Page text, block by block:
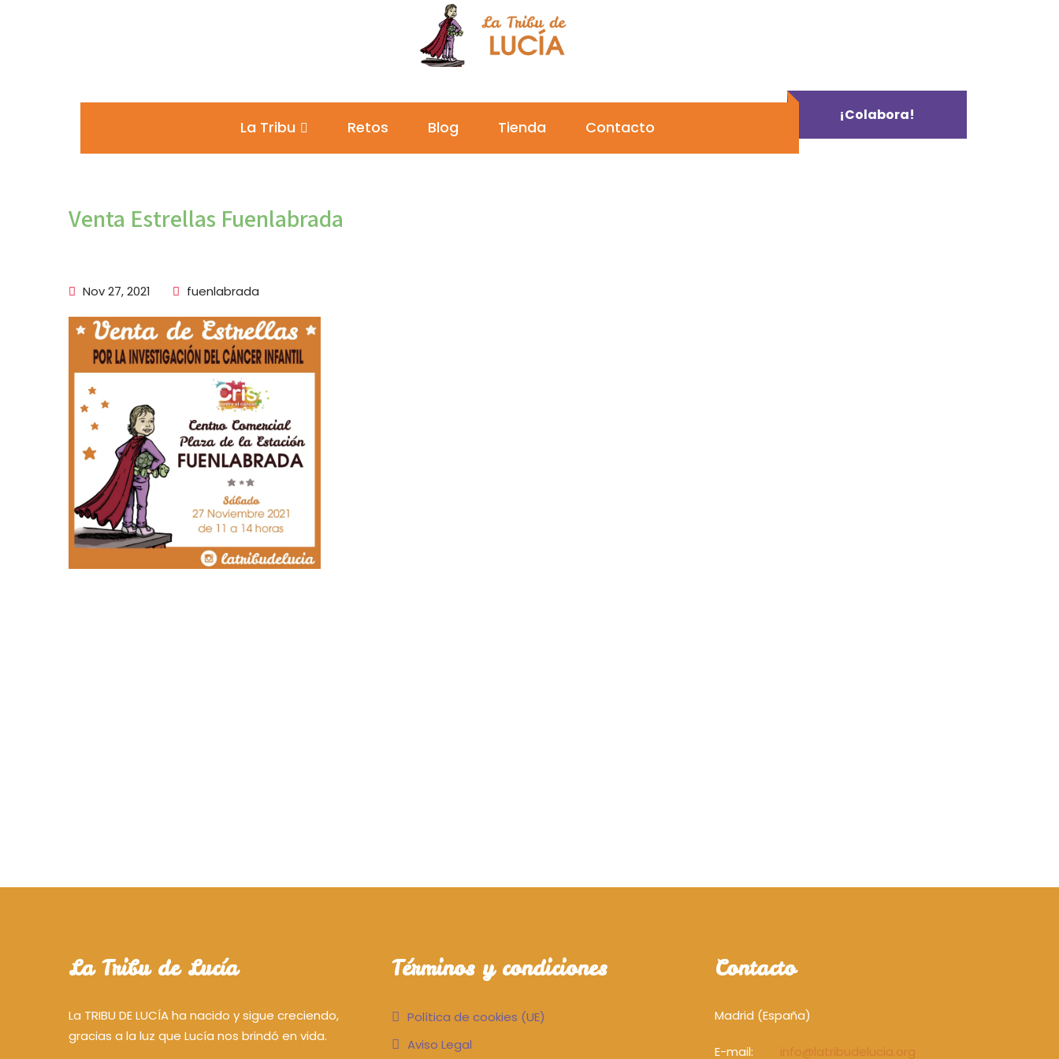
La Tribu Retos Blog Tienda Contacto
¡Colabora!
Venta Estrellas Fuenlabrada
Nov 27, 2021 fuenlabrada
La Tribu de Lucía
La TRIBU DE LUCÍA ha nacido y sigue creciendo,
gracias a la luz que Lucía nos brindó en vida.
Términos y condiciones
Política de cookies (UE)
Aviso Legal
Contacto
Madrid (España)
E-mail: info@latribudelucia.org